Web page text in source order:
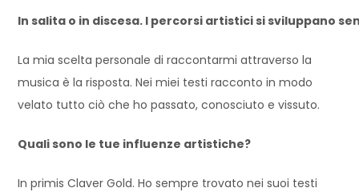
In salita o in discesa. I percorsi artistici si sviluppano
La mia scelta personale di raccontarmi attraverso la
musica è la risposta. Nei miei testi racconto in modo
velato tutto ciò che ho passato, conosciuto e vissuto.
Quali sono le tue influenze artistiche?
In primis Claver Gold. Ho sempre trovato nei suoi testi